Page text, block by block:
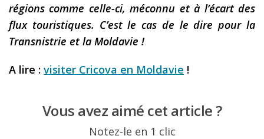
régions comme celle-ci, méconnu et à l’écart des
flux touristiques. C’est le cas de le dire pour la
Transnistrie et la Moldavie !
A lire : visiter Cricova en Moldavie !
Vous avez aimé cet article ?
Notez-le en 1 clic